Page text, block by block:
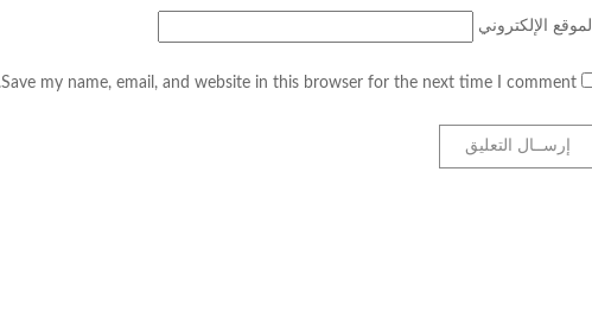
الموقع الإلكتروني
Save my name, email, and website in this browser for the next time I comment.